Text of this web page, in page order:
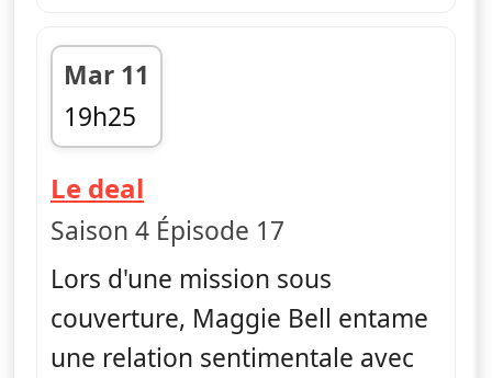
Mar 11
19h25
fin 20h05
Le deal
Saison 4 Épisode 17
Lors d'une mission sous
couverture, Maggie Bell entame
une relation sentimentale avec